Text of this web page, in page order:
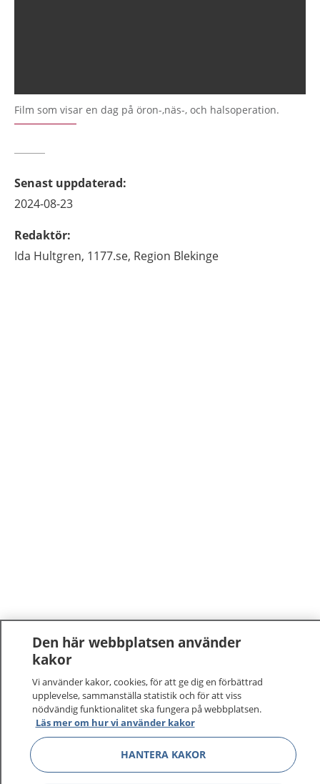
Film som visar en dag på öron-,näs-, och halsoperation.
Senast uppdaterad:
2024-08-23
Redaktör:
Ida Hultgren, 1177.se, Region Blekinge
1177–tryggt om din hälsa och vård
På 1177.se får du råd om hälsa och information om
Den här webbplatsen använder
kakor
Vi använder kakor, cookies, för att ge dig en förbättrad
upplevelse, sammanställa statistik och för att viss
nödvändig funktionalitet ska fungera på webbplatsen.
Läs mer om hur vi använder kakor
HANTERA KAKOR